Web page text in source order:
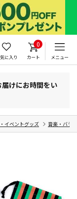
に入り
0
カート メニュー
けにお時間をい
イベントグッズ 音楽・バラ